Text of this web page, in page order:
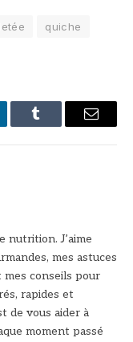
quiche
Tumblr Email
nutrition. J’aime
mes astuces
conseils pour
rapides et
de vous aider à
moment passé